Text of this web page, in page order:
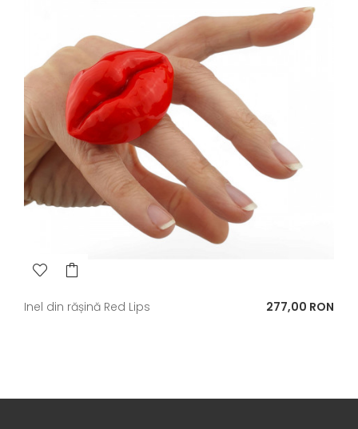
Inel din rășină Red Lips Pret
277,00 RON